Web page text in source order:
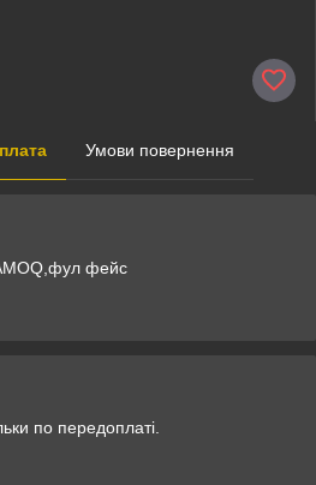
Умови повернення
фейс
по передоплаті.